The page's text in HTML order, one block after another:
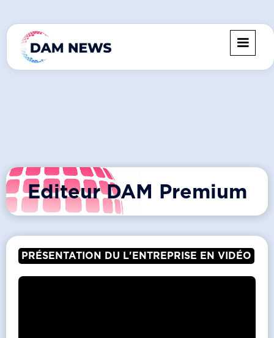
Editeur DAM Premium
PRÉSENTATION DU L'ENTREPRISE EN VIDÉO